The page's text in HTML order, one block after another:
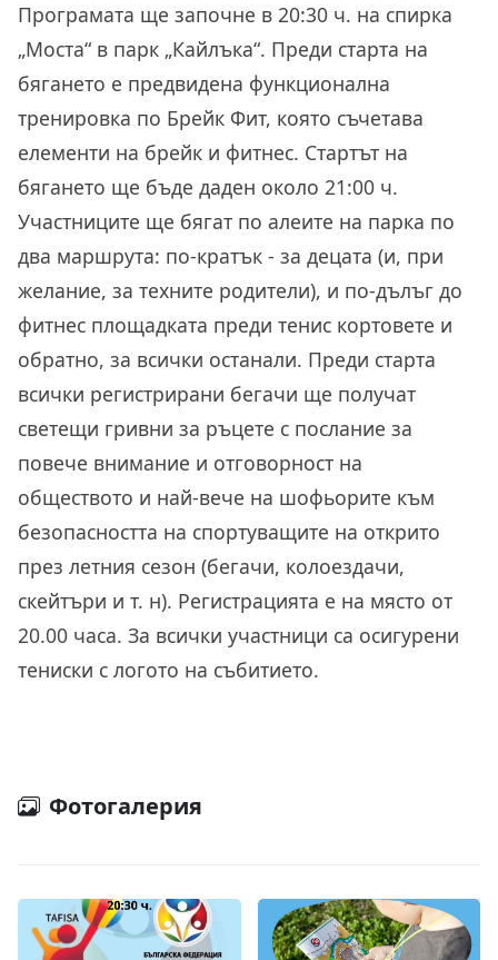
Програмата ще започне в 20:30 ч. на спирка
„Моста“ в парк „Кайлъка“. Преди старта на
бягането е предвидена функционална
тренировка по Брейк Фит, която съчетава
елементи на брейк и фитнес. Стартът на
бягането ще бъде даден около 21:00 ч.
Участниците ще бягат по алеите на парка по
два маршрута: по-кратък - за децата (и, при
желание, за техните родители), и по-дълъг до
фитнес площадката преди тенис кортовете и
обратно, за всички останали. Преди старта
всички регистрирани бегачи ще получат
светещи гривни за ръцете с послание за
повече внимание и отговорност на
обществото и най-вече на шофьорите към
безопасността на спортуващите на открито
през летния сезон (бегачи, колоездачи,
скейтъри и т. н). Регистрацията е на място от
20.00 часа. За всички участници са осигурени
тениски с логото на събитието.
Фотогалерия